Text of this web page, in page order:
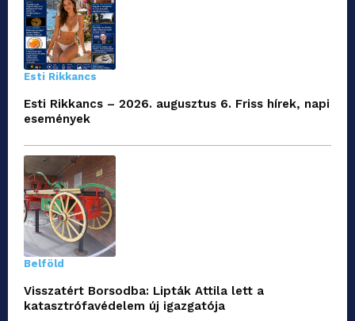
Esti Rikkancs
Esti Rikkancs – 2026. augusztus 6. Friss hírek, napi
események
Belföld
Visszatért Borsodba: Lipták Attila lett a
katasztrófavédelem új igazgatója